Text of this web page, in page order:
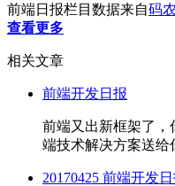
前端日报栏目数据来自码
查看更多
相关文章
前端开发日报
前端又出新框架了，
端技术解决方案送给
20170425 前端开发